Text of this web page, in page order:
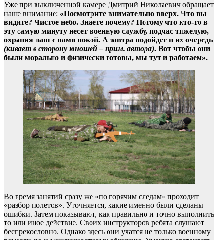
Уже при выключенной камере Дмитрий Николаевич обращает
наше внимание: «Посмотрите внимательно вверх. Что вы
видите? Чистое небо. Знаете почему? Потому что кто-то в
эту самую минуту несет военную службу, подчас тяжелую,
охраняя наш с вами покой. А завтра подойдет и их очередь
(кивает в сторону юношей – прим. автора). Вот чтобы они
были морально и физически готовы, мы тут и работаем».
Во время занятий сразу же «по горячим следам» проходит
«разбор полетов». Уточняется, какие именно были сделаны
ошибки. Затем показывают, как правильно и точно выполнить
то или иное действие. Своих инструкторов ребята слушают
беспрекословно. Однако здесь они учатся не только военному